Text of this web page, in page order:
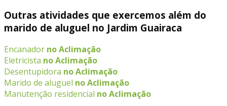
Outras atividades que exercemos além do
marido de aluguel no Jardim Guairaca
Encanador no Aclimação
Eletricista no Aclimação
Desentupidora no Aclimação
Marido de aluguel no Aclimação
Manutenção residencial no Aclimação